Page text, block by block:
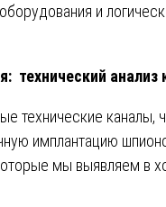
и
технический анализ
технические каналы,
имплантацию
мы выявляем в